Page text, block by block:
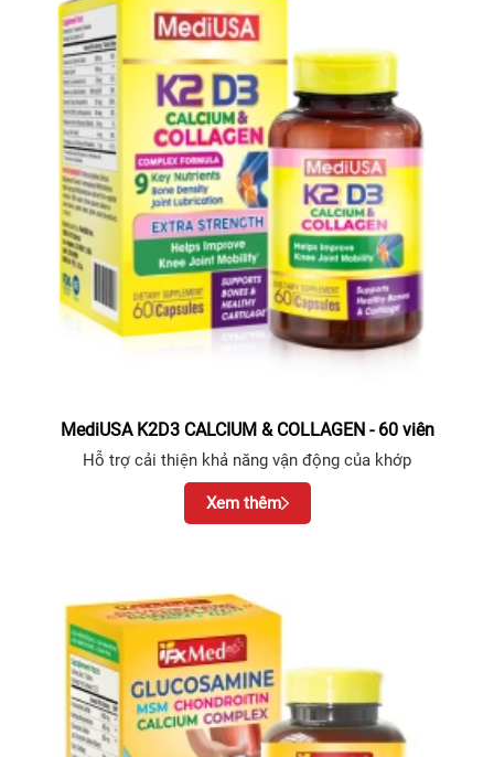
MediUSA K2D3 CALCIUM & COLLAGEN - 60 viên
Hỗ trợ cải thiện khả năng vận động của khớp
Xem thêm